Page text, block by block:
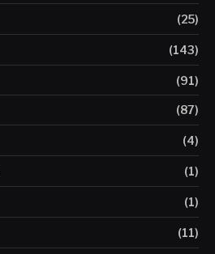
(25)
(143)
(91)
(87)
(4)
(1)
(1)
(11)